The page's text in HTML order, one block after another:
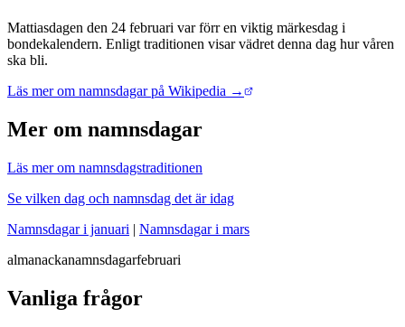
Mattiasdagen den 24 februari var förr en viktig märkesdag i
bondekalendern. Enligt traditionen visar vädret denna dag hur våren
ska bli.
Läs mer om namnsdagar på Wikipedia →
Mer om namnsdagar
Läs mer om namnsdagstraditionen
Se vilken dag och namnsdag det är idag
Namnsdagar i januari | Namnsdagar i mars
almanackanamnsdagarfebruari
Vanliga frågor